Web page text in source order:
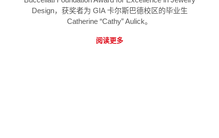
Design，获奖者为 GIA 卡尔斯巴德校区的毕业生
Catherine “Cathy” Aulick。
阅读更多